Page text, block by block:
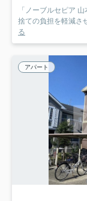
「ノーブルセピア
捨ての負担を軽減さ
る
アパート